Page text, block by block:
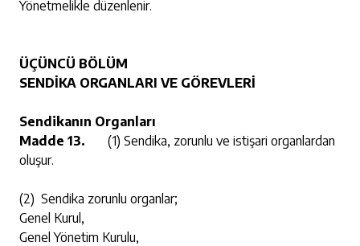
Yönetmelikle düzenlenir.
ÜÇÜNCÜ BÖLÜM
SENDİKA ORGANLARI VE GÖREVLERİ
Sendikanın Organları
Madde 13. (1) Sendika, zorunlu ve istişari organlardan
oluşur.
(2) Sendika zorunlu organlar;
Genel Kurul,
Genel Yönetim Kurulu,